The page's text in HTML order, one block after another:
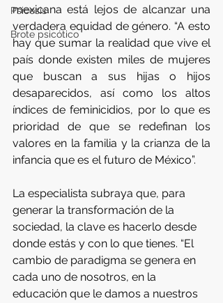
Psicosis
Brote psicótico
mexicana está lejos de alcanzar una
verdadera equidad de género. “A esto
hay que sumar la realidad que vive el
país donde existen miles de mujeres
que buscan a sus hijas o hijos
desaparecidos, así como los altos
índices de feminicidios, por lo que es
prioridad de que se redefinan los
valores en la familia y la crianza de la
infancia que es el futuro de México”.
La especialista subraya que, para
generar la transformación de la
sociedad, la clave es hacerlo desde
donde estás y con lo que tienes. “El
cambio de paradigma se genera en
cada uno de nosotros, en la
educación que le damos a nuestros